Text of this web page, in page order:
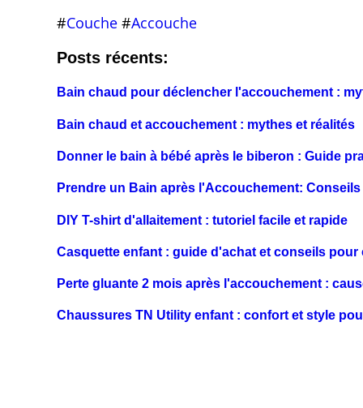
#Couche #Accouche
Posts récents:
Bain chaud pour déclencher l'accouchement :
Bain chaud et accouchement : mythes et réalités
Donner le bain à bébé après le biberon : Guide
Prendre un Bain après l'Accouchement:
DIY T-shirt d'allaitement : tutoriel facile et rapide
Casquette enfant : guide d'achat et conseils pour
Perte gluante 2 mois après l'accouchement :
Chaussures TN Utility enfant : confort et style